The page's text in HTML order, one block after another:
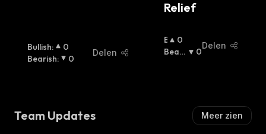
Bullish:
0
Bearish: 0
Delen
Relief
B
U
0
Beari
0
Delen
Team Updates Meer zien